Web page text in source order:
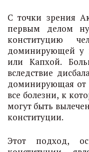
С точки зрения
первым делом
конституцию
доминирующей у
или Капхой.
вследствие
доминирующая от
все болезни, к
могут быть
конституции.
Этот подход,